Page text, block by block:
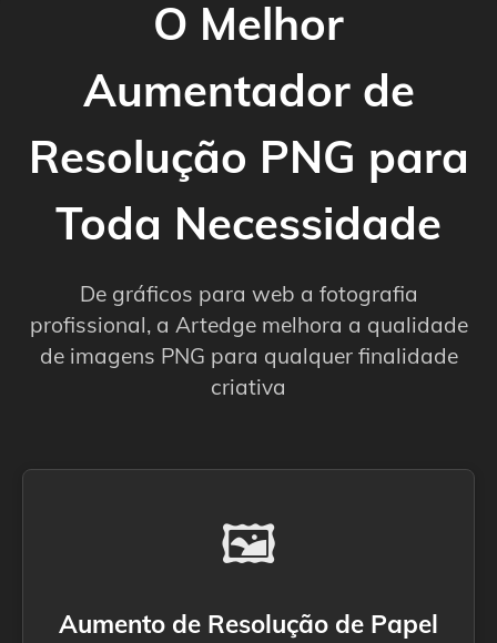
O Melhor
Aumentador de
Resolução PNG para
Toda Necessidade
De gráficos para web a fotografia
profissional, a Artedge melhora a qualidade
de imagens PNG para qualquer finalidade
criativa
🖼️
Aumento de Resolução de Papel